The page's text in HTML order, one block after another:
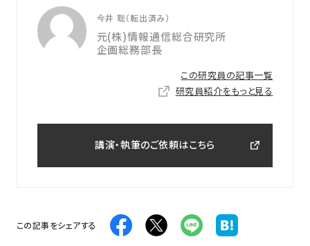
今井 聡（転出済み）
元(株)情報通信総合研究所
企画総務部長
この研究員の記事一覧
研究員紹介をもっと見る
講演・執筆のご依頼はこちら
この記事をシェアする